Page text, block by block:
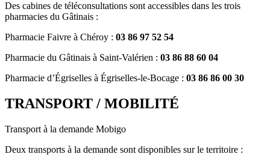
Des cabines de téléconsultations sont accessibles dans les trois
pharmacies du Gâtinais :
Pharmacie Faivre à Chéroy : 03 86 97 52 54
Pharmacie du Gâtinais à Saint-Valérien : 03 86 88 60 04
Pharmacie d’Égriselles à Égriselles-le-Bocage : 03 86 86 00 30
TRANSPORT / MOBILITÉ
Transport à la demande Mobigo
Deux transports à la demande sont disponibles sur le territoire :